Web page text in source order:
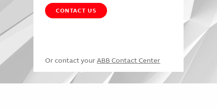
CONTACT US
Or contact your ABB Contact Center